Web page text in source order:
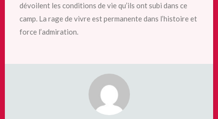
dévoilent les conditions de vie qu’ils ont subi dans ce
camp. La rage de vivre est permanente dans l’histoire et
force l’admiration.